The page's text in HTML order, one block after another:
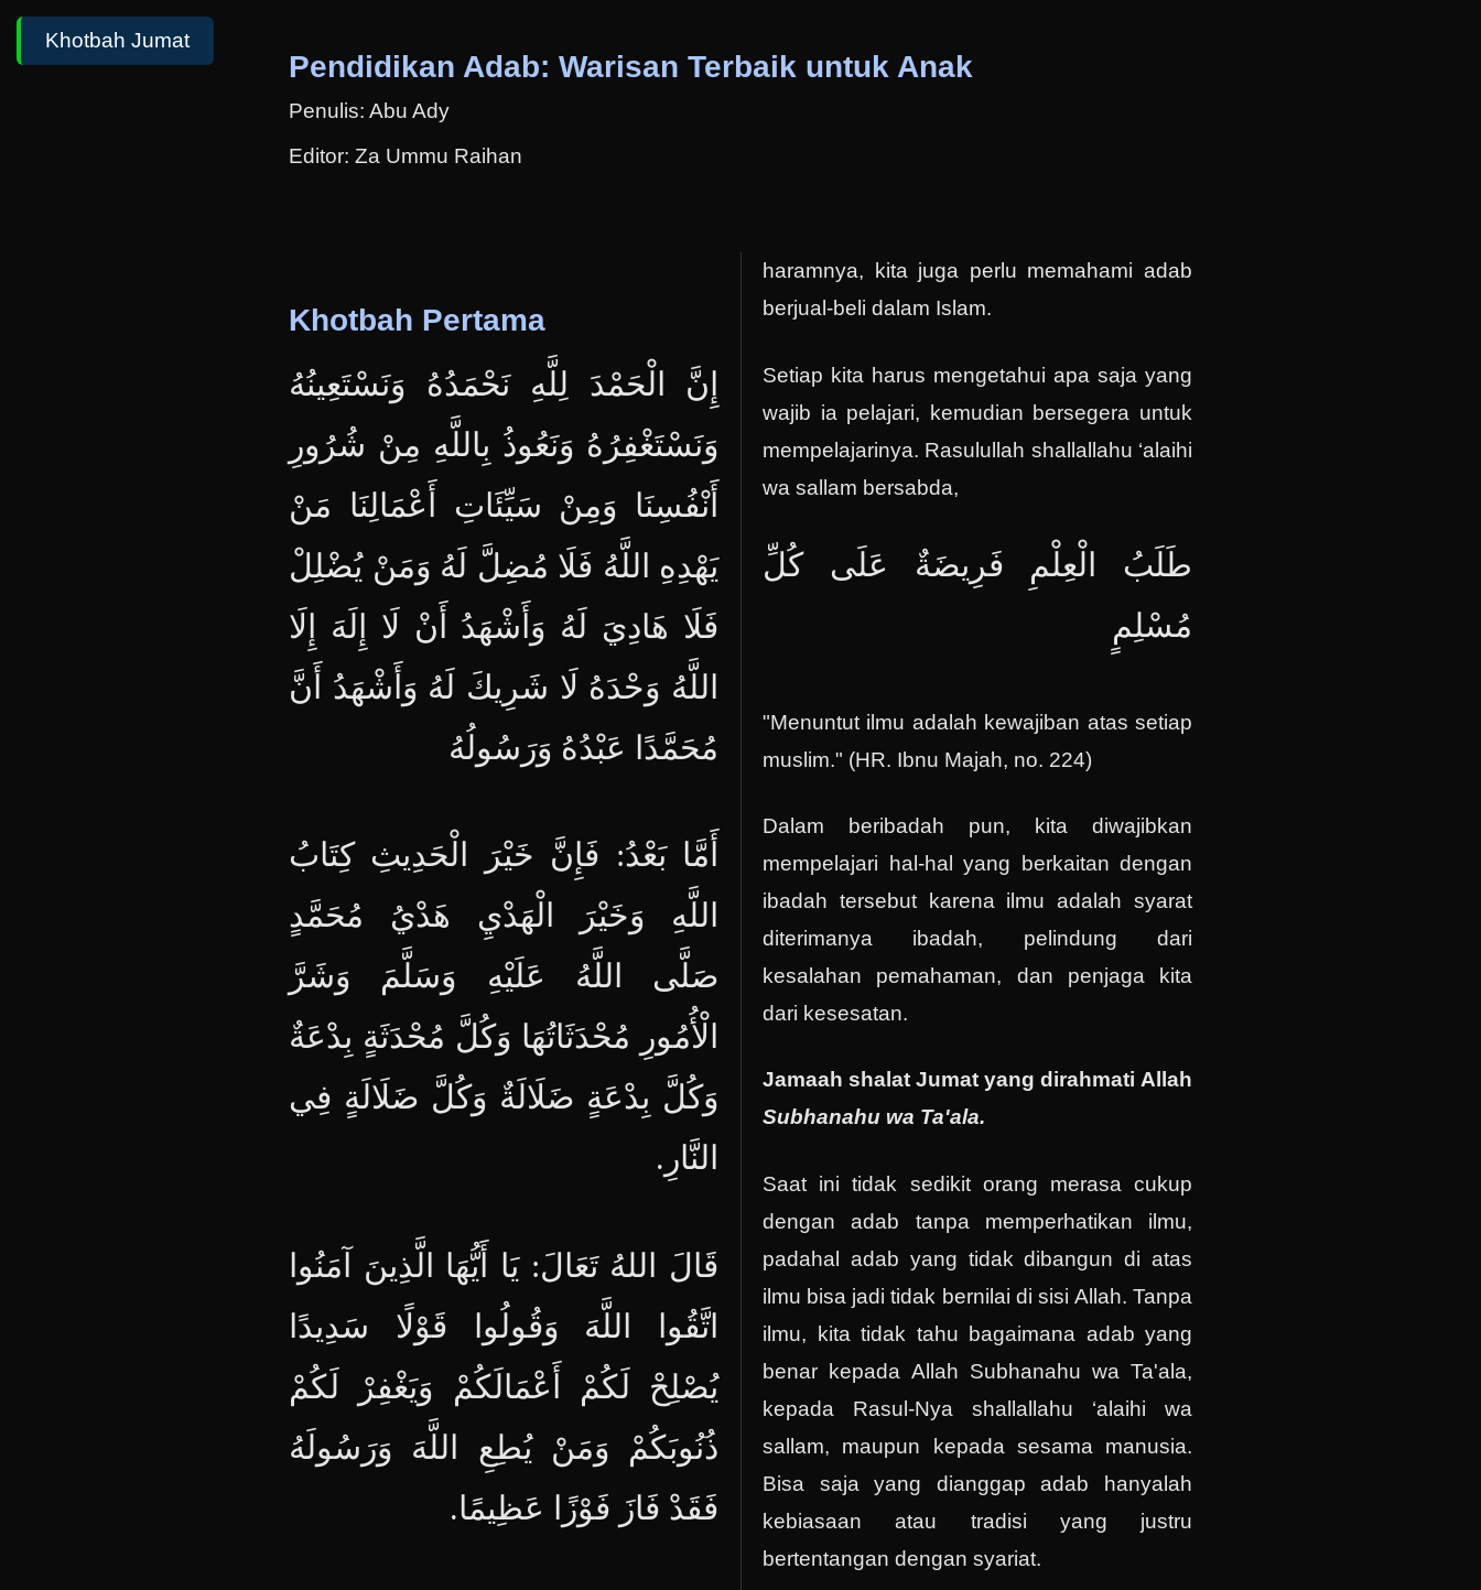
Khotbah Jumat
Pendidikan Adab: Warisan Terbaik untuk Anak
Penulis: Abu Ady
Editor: Za Ummu Raihan
Khotbah Pertama
إِنَّ الْحَمْدَ لِلَّهِ نَحْمَدُهُ وَنَسْتَعِينُهُ
وَنَسْتَغْفِرُهُ وَنَعُوذُ بِاللَّهِ مِنْ شُرُورِ
أَنْفُسِنَا وَمِنْ سَيِّئَاتِ أَعْمَالِنَا مَنْ
يَهْدِهِ اللَّهُ فَلَا مُضِلَّ لَهُ وَمَنْ يُضْلِلْ
فَلَا هَادِيَ لَهُ وَأَشْهَدُ أَنْ لَا إِلَهَ إِلَا
اللَّهُ وَحْدَهُ لَا شَرِيكَ لَهُ وَأَشْهَدُ أَنَّ
مُحَمَّدًا عَبْدُهُ وَرَسُولُهُ
أَمَّا بَعْدُ: فَإِنَّ خَيْرَ الْحَدِيثِ كِتَابُ
اللَّهِ وَخَيْرَ الْهَدْيِ هَدْيُ مُحَمَّدٍ
صَلَّى اللَّهُ عَلَيْهِ وَسَلَّمَ وَشَرَّ
الْأُمُورِ مُحْدَثَاتُهَا وَكُلَّ مُحْدَثَةٍ بِدْعَةٌ
وَكُلَّ بِدْعَةٍ ضَلَالَةٌ وَكُلَّ ضَلَالَةٍ فِي
النَّارِ.
قَالَ اللهُ تَعَالَ: يَا أَيُّهَا الَّذِينَ آمَنُوا
اتَّقُوا اللَّهَ وَقُولُوا قَوْلًا سَدِيدًا
يُصْلِحْ لَكُمْ أَعْمَالَكُمْ وَيَغْفِرْ لَكُمْ
ذُنُوبَكُمْ وَمَنْ يُطِعِ اللَّهَ وَرَسُولَهُ
فَقَدْ فَازَ فَوْزًا عَظِيمًا.
haramnya, kita juga perlu memahami adab
berjual-beli dalam Islam.
Setiap kita harus mengetahui apa saja yang
wajib ia pelajari, kemudian bersegera untuk
mempelajarinya. Rasulullah shallallahu ‘alaihi
wa sallam bersabda,
‌طَلَبُ ‌الْعِلْمِ ‌فَرِيضَةٌ ‌عَلَى ‌كُلِّ
‌مُسْلِمٍ
"Menuntut ilmu adalah kewajiban atas setiap
muslim." (HR. Ibnu Majah, no. 224)
Dalam beribadah pun, kita diwajibkan
mempelajari hal-hal yang berkaitan dengan
ibadah tersebut karena ilmu adalah syarat
diterimanya ibadah, pelindung dari
kesalahan pemahaman, dan penjaga kita
dari kesesatan.
Jamaah shalat Jumat yang dirahmati Allah
Subhanahu wa Ta'ala.
Saat ini tidak sedikit orang merasa cukup
dengan adab tanpa memperhatikan ilmu,
padahal adab yang tidak dibangun di atas
ilmu bisa jadi tidak bernilai di sisi Allah. Tanpa
ilmu, kita tidak tahu bagaimana adab yang
benar kepada Allah Subhanahu wa Ta'ala,
kepada Rasul-Nya shallallahu ‘alaihi wa
sallam, maupun kepada sesama manusia.
Bisa saja yang dianggap adab hanyalah
kebiasaan atau tradisi yang justru
bertentangan dengan syariat.